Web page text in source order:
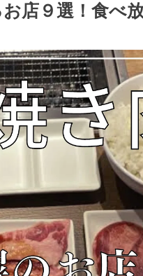
店９選！食べ